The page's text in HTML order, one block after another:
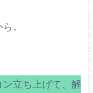
。
立ち上げて、解